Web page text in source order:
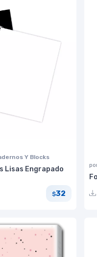
Y Blocks
Lisas Engrapado
$32